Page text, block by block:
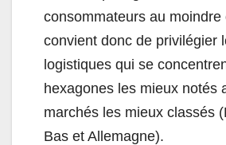
consommateurs au moindre
convient donc de privilégier
logistiques qui se
hexagones les mieux notés
marchés les mieux classés
Bas et Allemagne).